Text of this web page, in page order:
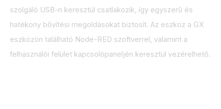
szolgáló USB-n keresztül csatlakozik, így egyszerű és
hatékony bővítési megoldásokat biztosít. Az eszköz a GX
eszközön található Node-RED szoftverrel, valamint a
felhasználói felület kapcsolópaneljén keresztül vezérelhető.